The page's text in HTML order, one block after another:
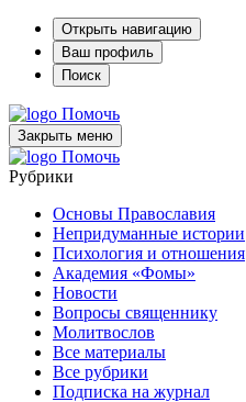
Открыть навигацию
Ваш профиль
Поиск
Помочь
Закрыть меню
Помочь
Рубрики
Основы Православия
Непридуманные истории
Психология и отношения
Академия «Фомы»
Новости
Вопросы священнику
Молитвослов
Все материалы
Все рубрики
Подписка на журнал